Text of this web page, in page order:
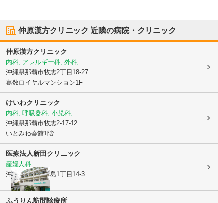
仲原漢方クリニック 近隣の病院・クリニック
仲原漢方クリニック
内科, アレルギー科, 外科, ...
沖縄県那覇市牧志2丁目18-27
嘉数ロイヤルマンション1F
けいわクリニック
内科, 呼吸器科, 小児科, ...
沖縄県那覇市牧志2-17-12
いとみね会館1階
医療法人新田クリニック
産婦人科
沖縄県那覇市前島1丁目14-3
ふうりん訪問診療所